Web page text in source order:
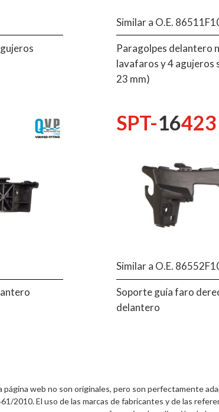
Similar a O.E.
Paragolpes delantero
lavafaros y 4 agujeros
23 mm)
SPT-16423
Similar a O.E.
Soporte guía faro
delantero
página web no son originales, pero son perfectamente
2010. El uso de las marcas de fabricantes y de las